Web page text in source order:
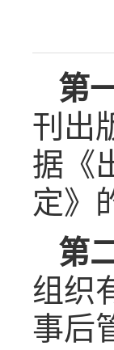
第
刊出
据《
定》
第
组织
事后